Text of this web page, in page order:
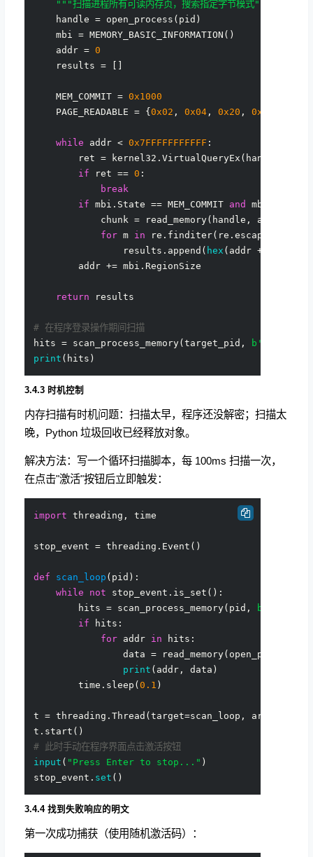
"""扫描进程所有可读内存页，搜索指定字节模式"""
    handle = open_process(pid)
    mbi = MEMORY_BASIC_INFORMATION()
    addr =
0
    results = []
    MEM_COMMIT =
0x1000
    PAGE_READABLE = {
0x02 , 0x04, 0x20 , 0x40
while addr < 0x7FFFFFFFFFFF :
ret = kernel32.VirtualQueryEx(handle,
if ret == 0 :
break
if mbi.State == MEM_COMMIT and
chunk = read_memory(handle, addr,
for m in
                results.append(
hex(addr +
        addr += mbi.RegionSize
return results
# 在程序登录操作期间扫描
hits = scan_process_memory(target_pid, b'{"msg":'
print
3.4.3 时机控制
内存扫描有时机问题：扫描太早，程序还没解密；扫描太
晚，Python 垃圾回收已经释放对象。
解决方法：写一个循环扫描脚本，每 100ms 扫描一次，
在点击"激活"按钮后立即触发：
import threading, time
stop_event = threading.Event()
def scan_loop(pid ):
while
not stop_event.is_set():
        hits = scan_process_memory(pid,
b'"msg"'
if hits:
for addr in hits:
data =
print(addr, data)
        time.sleep(
0.1 )
t = threading.Thread(target=scan_loop,
# 此时手动在程序界面点击激活按钮
input( "Press Enter to stop..." )
stop_event. set
3.4.4 找到失败响应的明文
第一次成功捕获（使用随机激活码）：